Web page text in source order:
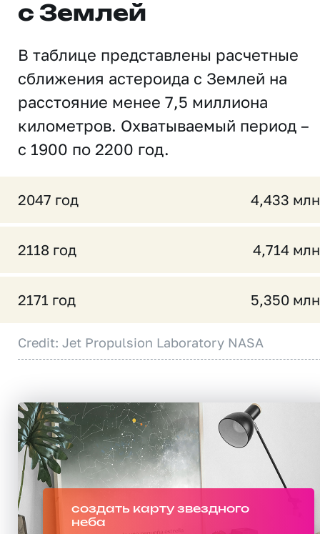
с Землей
В таблице представлены расчетные
сближения астероида с Землей на
расстояние менее 7,5 миллиона
километров. Охватываемый период –
с 1900 по 2200 год.
2047 год 4,433
2118 год 4,714
2171 год 5,350
Credit: Jet Propulsion Laboratory NASA
создать карту звездного
неба